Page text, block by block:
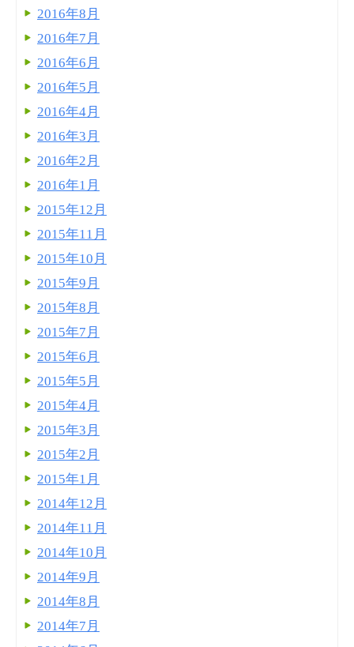
2016年8月
2016年7月
2016年6月
2016年5月
2016年4月
2016年3月
2016年2月
2016年1月
2015年12月
2015年11月
2015年10月
2015年9月
2015年8月
2015年7月
2015年6月
2015年5月
2015年4月
2015年3月
2015年2月
2015年1月
2014年12月
2014年11月
2014年10月
2014年9月
2014年8月
2014年7月